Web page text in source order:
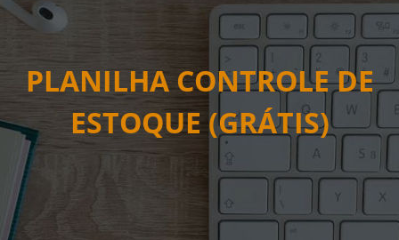
PLANILHA CONTROLE DE
ESTOQUE (GRÁTIS)